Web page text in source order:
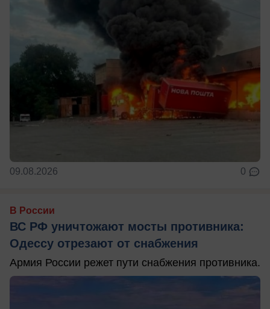
09.08.2026 0
В России
ВС РФ уничтожают мосты противника:
Одессу отрезают от снабжения
Армия России режет пути снабжения противника.